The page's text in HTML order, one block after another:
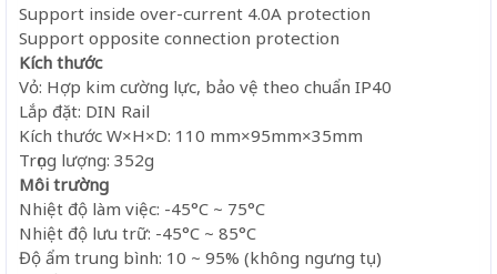
Support inside over-current 4.0A protection
Support opposite connection protection
Kích thước
Vỏ: Hợp kim cường lực, bảo vệ theo chuẩn IP40
Lắp đặt: DIN Rail
Kích thước W×H×D: 110 mm×95mm×35mm
Trọng lượng: 352g
Môi trường
Nhiệt độ làm việc: -45°C ~ 75°C
Nhiệt độ lưu trữ: -45°C ~ 85°C
Độ ẩm trung bình: 10 ~ 95% (không ngưng tụ)